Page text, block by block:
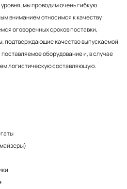
мы проводим очень гибкую
вниманием относимся к качеству
оговоренных сроков поставки,
подтверждающие качество выпускаемой
оборудование и, в случае
логистическую составляющую.